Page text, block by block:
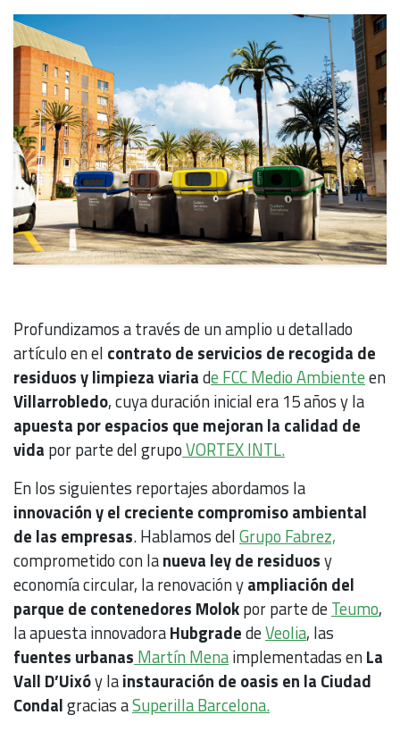
Profundizamos a través de un amplio u detallado
artículo en el contrato de servicios de recogida de
residuos y limpieza viariade FCC Medio Ambienteen
Villarrobledo, cuya duración inicial era 15 años y la
apuesta por espacios que mejoran la calidad de
vida por parte del grupoVORTEX INTL.
En los siguientes reportajes abordamos la
innovación y el creciente compromiso ambiental
de las empresas. Hablamos delGrupo Fabrez,
comprometido con lanueva ley de residuosy
economía circular, la renovación yampliación del
parque de contenedores Molokpor parte deTeumo,
la apuesta innovadoraHubgradedeVeolia, las
fuentes urbanas Martín Menaimplementadas enLa
Vall D’Uixóy lainstauración de oasis en la Ciudad
Condalgracias aSuperilla Barcelona.